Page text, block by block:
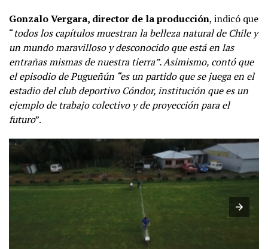
Gonzalo Vergara, director de la producción, indicó que
“todos los capítulos muestran la belleza natural de Chile y
un mundo maravilloso y desconocido que está en las
entrañas mismas de nuestra tierra”. Asimismo, contó que
el episodio de Pugueñún “es un partido que se juega en el
estadio del club deportivo Cóndor, institución que es un
ejemplo de trabajo colectivo y de proyección para el
futuro”.